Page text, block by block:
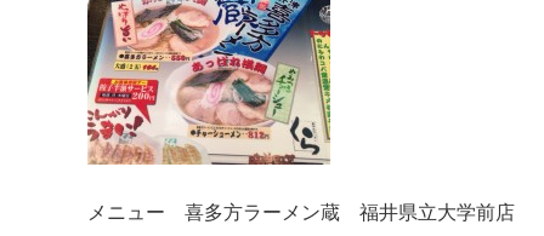
メニュー 喜多方ラーメン蔵 福井県立大学前店